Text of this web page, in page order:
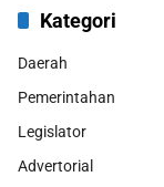
Kategori
Daerah
Pemerintahan
Legislator
Advertorial